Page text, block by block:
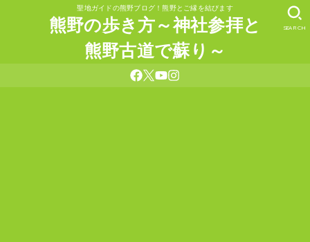
聖地ガイドの熊野ブログ！熊野とご縁を結びます
熊野の歩き方～神社参拝と
熊野古道で蘇り～
SEARCH